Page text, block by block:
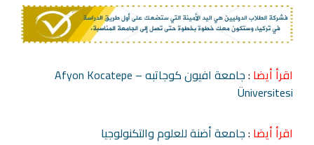
اقرأ أيضا :
جامعة افيون كوجاتبه – Afyon Kocatepe
Üniversitesi
اقرأ أيضا :جامعة أضنة للعلوم والتكنولوجيا